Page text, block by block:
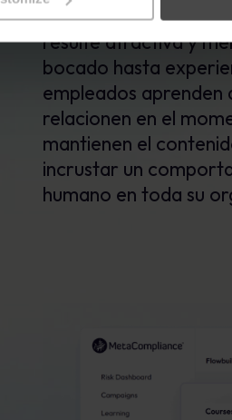
y ejemplos de la vida
resulte atractiva y
bocado hasta
empleados aprenden
relacionen en el
mantienen el
incrustar un
humano en toda su